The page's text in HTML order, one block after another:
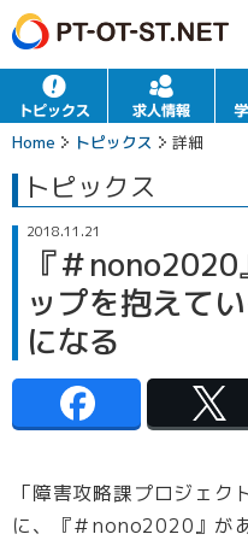
Home トピックス 詳細
トピックス
2018.11.21
『＃
ップを抱えて
になる
「障害攻略課プロジェ
に、『＃nono2020』が